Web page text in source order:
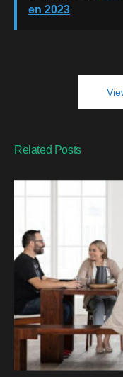
en 2023
Related Posts